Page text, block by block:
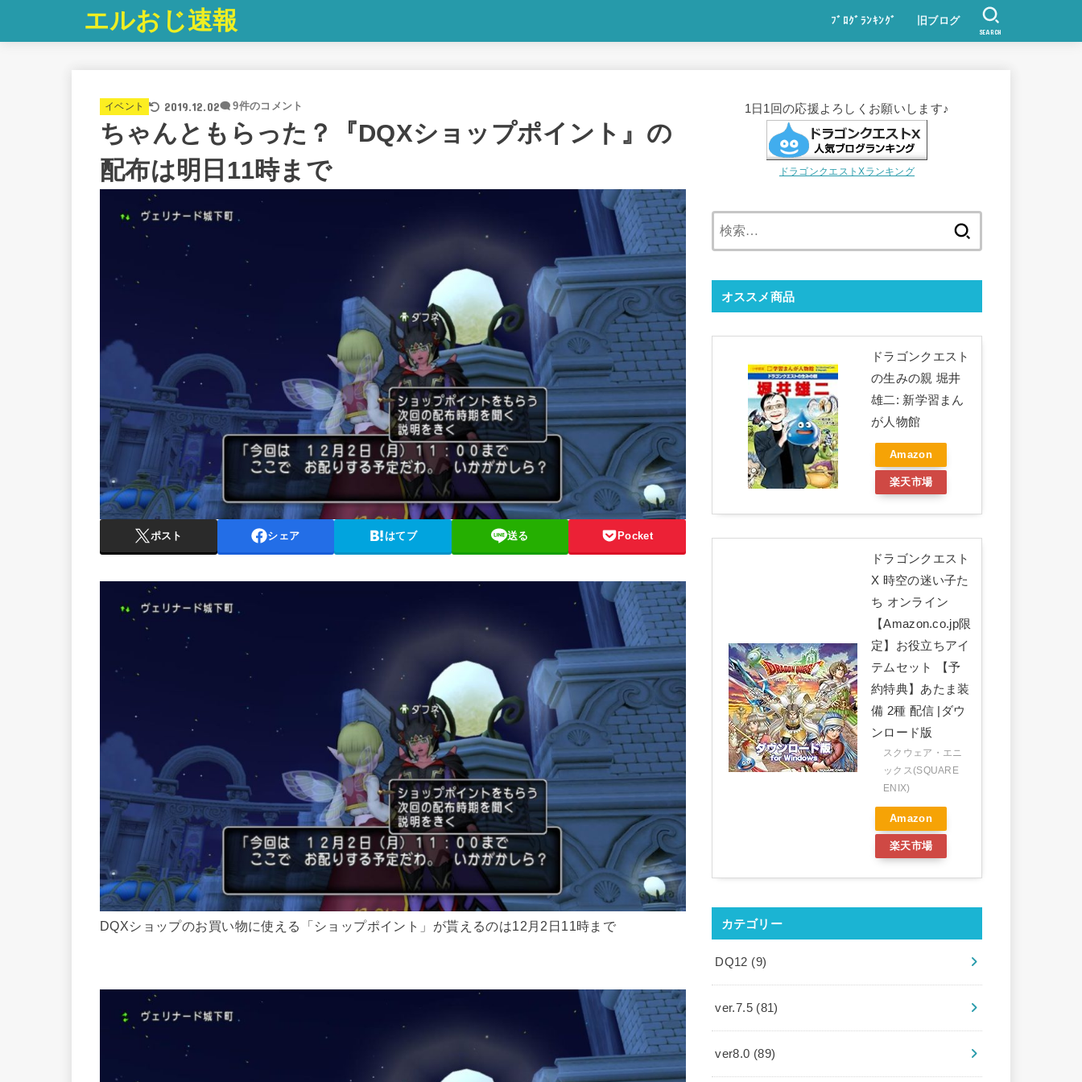
エルおじ速報 ﾌﾞﾛｸﾞﾗﾝｷﾝｸﾞ 旧ブログ
SEARCH
イベント 2019.12.02 9件のコメント
ちゃんともらった？『DQXショップポイント』の
配布は明日11時まで
ポスト シェア はてブ 送る Pocket
DQXショップのお買い物に使える「ショップポイント」が貰えるのは12月2日11時まで
1日1回の応援よろしくお願いします♪
ドラゴンクエストXランキング
オススメ商品
ドラゴンクエスト
の生みの親 堀井
雄二: 新学習まん
が人物館
Amazon
楽天市場
ドラゴンクエスト
X 時空の迷い子た
ち オンライン
【Amazon.co.jp限
定】お役立ちアイ
テムセット 【予
約特典】あたま装
備 2種 配信 |ダウ
ンロード版
スクウェア・エニ
ックス(SQUARE
ENIX)
Amazon
楽天市場
カテゴリー
DQ12 (9)
ver.7.5 (81)
ver8.0 (89)